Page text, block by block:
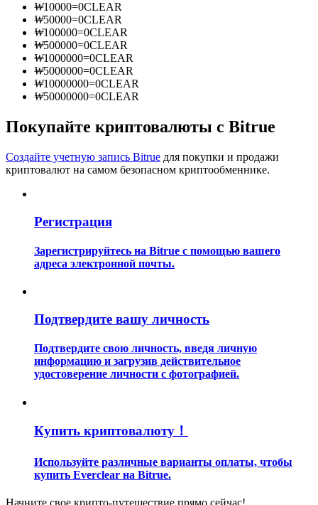
Анализ больших данных, включая торговую информацию
Руководство для начинающих по фьючерсам
Торговые стратегии
₩10000=0CLEAR
₩50000=0CLEAR
₩100000=0CLEAR
₩500000=0CLEAR
₩1000000=0CLEAR
₩5000000=0CLEAR
₩10000000=0CLEAR
₩50000000=0CLEAR
Покупайте криптовалюты с Bitrue
Создайте учетную запись Bitrue для покупки и продажи
криптовалют на самом безопасном криптообменнике.
Регистрация
Зарегистрируйтесь на Bitrue с помощью вашего
адреса электронной почты.
Подтвердите вашу личность
Подтвердите свою личность, введя личную
информацию и загрузив действительное
удостоверение личности с фотографией.
Купить криптовалюту！
Используйте различные варианты оплаты, чтобы
купить Everclear на Bitrue.
Начните свое крипто-путешествие прямо сейчас!